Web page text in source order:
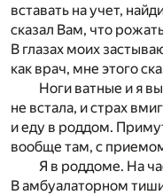
вставать на учет,
сказал Вам, что
В глазах моих
как врач, мне этого
Ноги ватные и я
не встала, и страх
и еду в роддом.
вообще там, с
Я в роддоме. На
В амбуалаторном